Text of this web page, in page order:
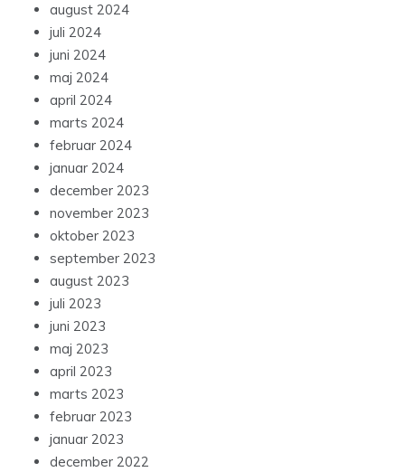
august 2024
juli 2024
juni 2024
maj 2024
april 2024
marts 2024
februar 2024
januar 2024
december 2023
november 2023
oktober 2023
september 2023
august 2023
juli 2023
juni 2023
maj 2023
april 2023
marts 2023
februar 2023
januar 2023
december 2022